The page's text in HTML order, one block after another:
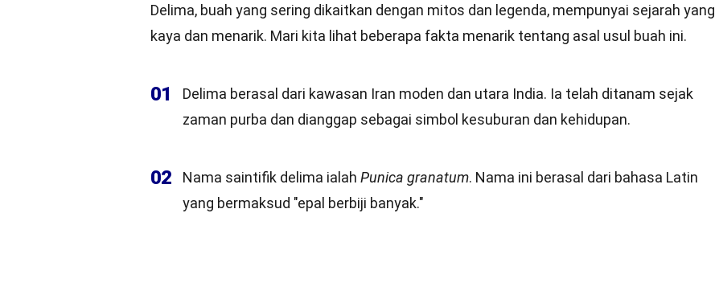
Delima, buah yang sering dikaitkan dengan mitos dan legenda, mempunyai sejarah yang
kaya dan menarik. Mari kita lihat beberapa fakta menarik tentang asal usul buah ini.
01
Delima berasal dari kawasan Iran moden dan utara India. Ia telah ditanam sejak
zaman purba dan dianggap sebagai simbol kesuburan dan kehidupan.
02 Nama saintifik delima ialah Punica granatum. Nama ini berasal dari bahasa Latin
yang bermaksud "epal berbiji banyak."